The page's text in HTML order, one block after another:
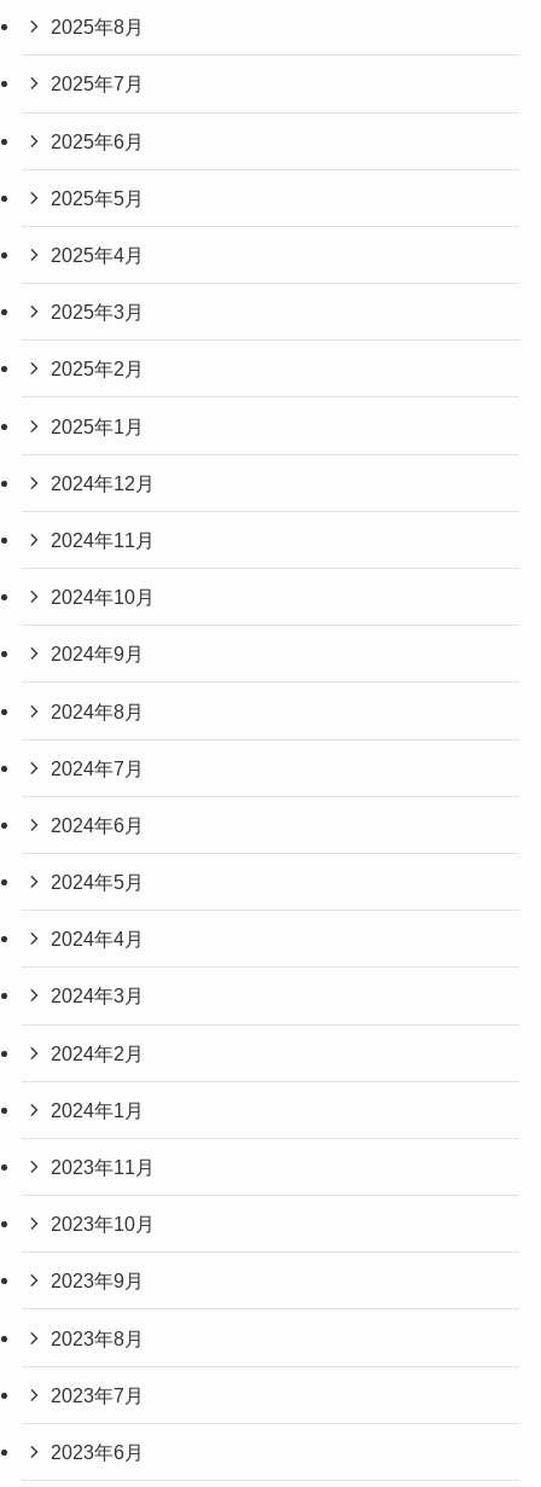
2025年8月
2025年7月
2025年6月
2025年5月
2025年4月
2025年3月
2025年2月
2025年1月
2024年12月
2024年11月
2024年10月
2024年9月
2024年8月
2024年7月
2024年6月
2024年5月
2024年4月
2024年3月
2024年2月
2024年1月
2023年11月
2023年10月
2023年9月
2023年8月
2023年7月
2023年6月